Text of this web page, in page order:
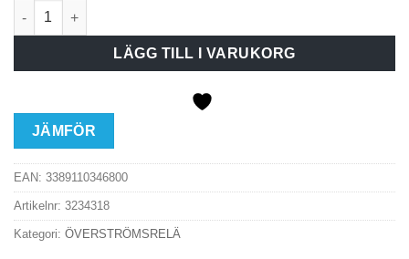
Överströmsrelä 5,5-8,0A mängd
LÄGG TILL I VARUKORG
JÄMFÖR
EAN: 3389110346800
Artikelnr: 3234318
Kategori: ÖVERSTRÖMSRELÄ